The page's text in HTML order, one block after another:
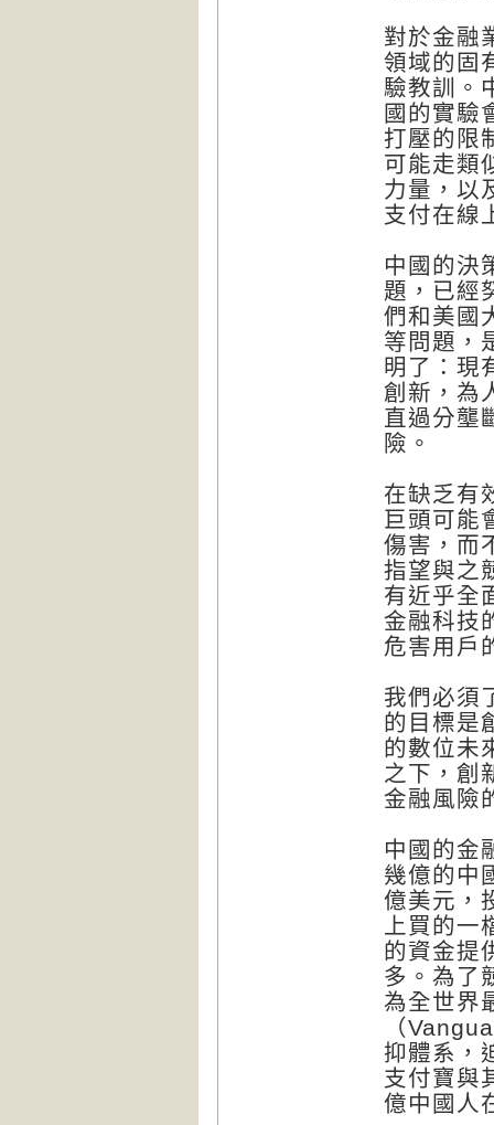
對於金融
領域的固
驗教訓。
國的實驗
打壓的限
可能走類
力量，以
支付在線
中國的決
題，已經
們和美國
等問題，
明了：現
創新，為
直過分壟
險。
在缺乏有
巨頭可能
傷害，而
指望與之
有近乎全
金融科技
危害用戶
我們必須
的目標是
的數位未
之下，創
金融風險
中國的金
幾億的中
億美元，
上買的
的資金提
多。為了
為全世界
（
抑體系，
支付寶與
億中國人